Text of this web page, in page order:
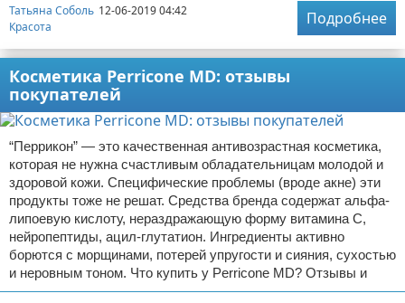
Татьяна Соболь 12-06-2019 04:42
Красота
Подробнее
Косметика Perricone MD: отзывы
покупателей
“Перрикон” — это качественная антивозрастная косметика,
которая не нужна счастливым обладательницам молодой и
здоровой кожи. Специфические проблемы (вроде акне) эти
продукты тоже не решат. Средства бренда содержат альфа-
липоевую кислоту, нераздражающую форму витамина С,
нейропептиды, ацил-глутатион. Ингредиенты активно
борются с морщинами, потерей упругости и сияния, сухостью
и неровным тоном. Что купить у Perricone MD? Отзывы и